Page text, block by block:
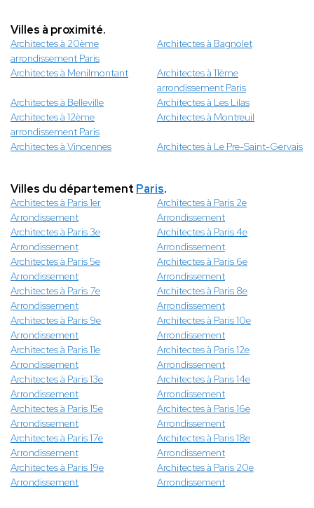
Villes à proximité.
Architectes à 20ème
arrondissement Paris
Architectes à Bagnolet
Architectes à Menilmontant
Architectes à 11ème
arrondissement Paris
Architectes à Belleville
Architectes à Les Lilas
Architectes à 12ème
arrondissement Paris
Architectes à Montreuil
Architectes à Vincennes Architectes à Le Pre-Saint-Gervais
Villes du département Paris.
Architectes à Paris 1er
Arrondissement
Architectes à Paris 2e
Arrondissement
Architectes à Paris 3e
Arrondissement
Architectes à Paris 4e
Arrondissement
Architectes à Paris 5e
Arrondissement
Architectes à Paris 6e
Arrondissement
Architectes à Paris 7e
Arrondissement
Architectes à Paris 8e
Arrondissement
Architectes à Paris 9e
Arrondissement
Architectes à Paris 10e
Arrondissement
Architectes à Paris 11e
Arrondissement
Architectes à Paris 12e
Arrondissement
Architectes à Paris 13e
Arrondissement
Architectes à Paris 14e
Arrondissement
Architectes à Paris 15e
Arrondissement
Architectes à Paris 16e
Arrondissement
Architectes à Paris 17e
Arrondissement
Architectes à Paris 18e
Arrondissement
Architectes à Paris 19e
Arrondissement
Architectes à Paris 20e
Arrondissement